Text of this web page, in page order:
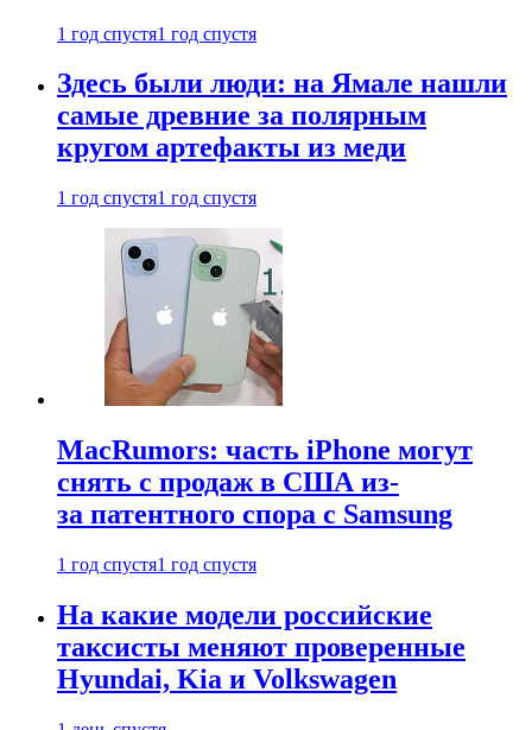
1 год спустя1 год спустя
Здесь были люди: на Ямале нашли
самые древние за полярным
кругом артефакты из меди
1 год спустя1 год спустя
MacRumors: часть iPhone могут
снять с продаж в США из-
за патентного спора с Samsung
1 год спустя1 год спустя
На какие модели российские
таксисты меняют проверенные
Hyundai, Kia и Volkswagen